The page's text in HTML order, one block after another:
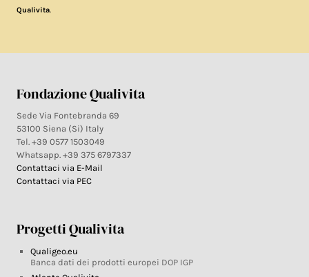
Qualivita.
Fondazione Qualivita
Sede Via Fontebranda 69
53100 Siena (Si) Italy
Tel. +39 0577 1503049
Whatsapp. +39 375 6797337
Contattaci via E-Mail
Contattaci via PEC
Progetti Qualivita
Qualigeo.eu
Banca dati dei prodotti europei DOP IGP